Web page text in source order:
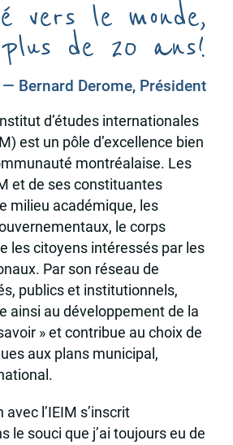
vers le monde,
de 20 ans!
— Bernard Derome, Président
d’études internationales
est un pôle d’excellence bien
montréalaise. Les
et de ses constituantes
milieu académique, les
le corps
les citoyens intéressés par les
Par son réseau de
publics et institutionnels,
ainsi au développement de la
» et contribue au choix de
aux plans municipal,
l’IEIM s’inscrit
le souci que j’ai toujours eu de